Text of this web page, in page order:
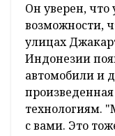
Он уверен, что
возможности,
улицах
Индонезии
автомобили и
технологиям.
с вами. Это